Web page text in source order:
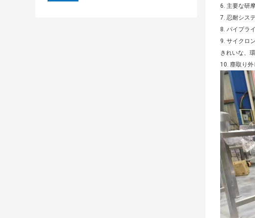
6. 主要な研
7. 忍耐シス
8. パイプラ
9. サイクロ
きれいな、
10. 塵取り